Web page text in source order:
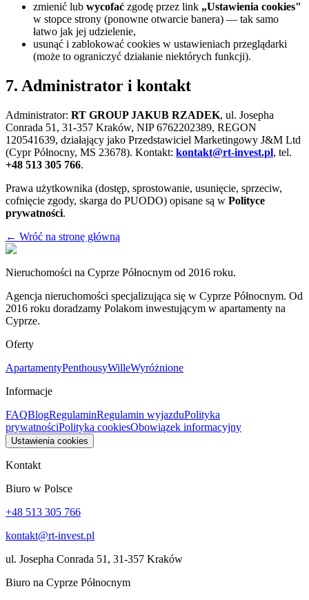
zmienić lub wycofać zgodę przez link „Ustawienia cookies"
w stopce strony (ponowne otwarcie banera) — tak samo
łatwo jak jej udzielenie,
usunąć i zablokować cookies w ustawieniach przeglądarki
(może to ograniczyć działanie niektórych funkcji).
7. Administrator i kontakt
Administrator: RT GROUP JAKUB RZADEK, ul. Josepha
Conrada 51, 31-357 Kraków, NIP 6762202389, REGON
120541639, działający jako Przedstawiciel Marketingowy J&M Ltd
(Cypr Północny, MS 23678). Kontakt: kontakt@rt-invest.pl, tel.
+48 513 305 766.
Prawa użytkownika (dostęp, sprostowanie, usunięcie, sprzeciw,
cofnięcie zgody, skarga do PUODO) opisane są w Polityce
prywatności.
← Wróć na stronę główną
Nieruchomości na Cyprze Północnym od 2016 roku.
Agencja nieruchomości specjalizująca się w Cyprze Północnym. Od
2016 roku doradzamy Polakom inwestującym w apartamenty na
Cyprze.
Oferty
ApartamentyPenthousyWilleWyróżnione
Informacje
FAQBlogRegulaminRegulamin wyjazduPolityka
prywatnościPolityka cookiesObowiązek informacyjny
Ustawienia cookies
Kontakt
Biuro w Polsce
+48 513 305 766
kontakt@rt-invest.pl
ul. Josepha Conrada 51, 31-357 Kraków
Biuro na Cyprze Północnym